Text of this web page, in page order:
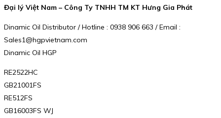
Đại lý Việt Nam – Công Ty TNHH TM KT Hưng Gia Phát
Dinamic Oil Distributor / Hotline : 0938 906 663 / Email :
Sales1@hgpvietnam.com
Dinamic Oil HGP
RE2522HC
GB21001FS
RE512FS
GB16003FS WJ